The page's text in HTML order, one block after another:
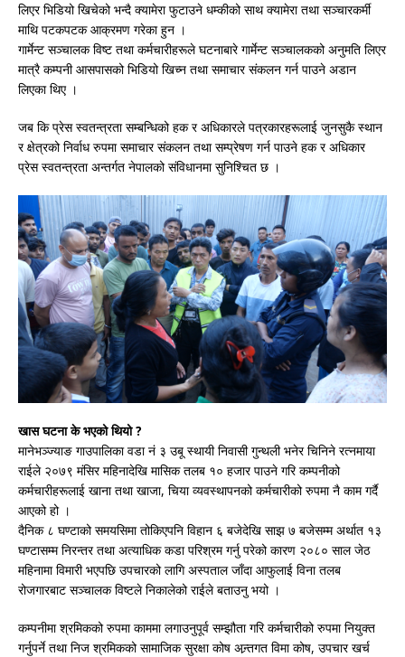
लिएर भिडियो खिचेको भन्दै क्यामेरा फुटाउने धम्कीको साथ क्यामेरा तथा सञ्चारकर्मी
माथि पटकपटक आक्रमण गरेका हुन ।
गार्मेन्ट सञ्चालक विष्ट तथा कर्मचारीहरूले घटनाबारे गार्मेन्ट सञ्चालकको अनुमति लिएर
मात्रै कम्पनी आसपासको भिडियो खिच्न तथा समाचार संकलन गर्न पाउने अडान
लिएका थिए ।
जब कि प्रेस स्वतन्त्रता सम्बन्धिको हक र अधिकारले पत्रकारहरूलाई जुनसुकै स्थान
र क्षेत्रको निर्वाध रुपमा समाचार संकलन तथा सम्प्रेषण गर्न पाउने हक र अधिकार
प्रेस स्वतन्त्रता अन्तर्गत नेपालको संविधानमा सुनिश्चित छ ।
खास घटना के भएको थियो ?
मानेभञ्ज्याङ गाउपालिका वडा नं ३ उबू स्थायी निवासी गुन्थली भनेर चिनिने रत्नमाया
राईले २०७९ मंसिर महिनादेखि मासिक तलब १० हजार पाउने गरि कम्पनीको
कर्मचारीहरूलाई खाना तथा खाजा, चिया व्यवस्थापनको कर्मचारीको रुपमा नै काम गर्दै
आएको हो ।
दैनिक ८ घण्टाको समयसिमा तोकिएपनि विहान ६ बजेदेखि साझ ७ बजेसम्म अर्थात १३
घण्टासम्म निरन्तर तथा अत्याधिक कडा परिश्रम गर्नु परेको कारण २०८० साल जेठ
महिनामा विमारी भएपछि उपचारको लागि अस्पताल जाँदा आफुलाई विना तलब
रोजगारबाट सञ्चालक विष्टले निकालेको राईले बताउनु भयो ।
कम्पनीमा श्रमिकको रुपमा काममा लगाउनुपूर्व सम्झौता गरि कर्मचारीको रुपमा नियुक्त
गर्नुपर्ने तथा निज श्रमिकको सामाजिक सुरक्षा कोष अन्र्तगत विमा कोष, उपचार खर्च